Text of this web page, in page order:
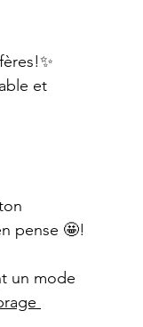
et
pense 🤩!
un mode